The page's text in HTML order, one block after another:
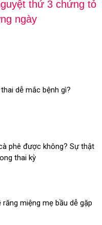
thứ 3 chứng tỏ
ngày
dễ mắc bệnh gì?
phê được không? Sự thật
thai kỳ
răng miệng mẹ bầu dễ gặp